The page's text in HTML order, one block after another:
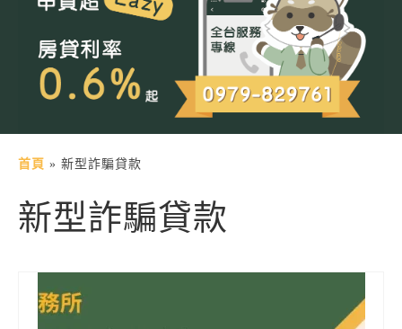
土地二胎申貸
房屋二胎申貸
軍公教貸款
土地貸款
房屋貸款
信用貸款
代書貸款
精選知識
首頁 » 新型詐騙貸款
新型詐騙貸款